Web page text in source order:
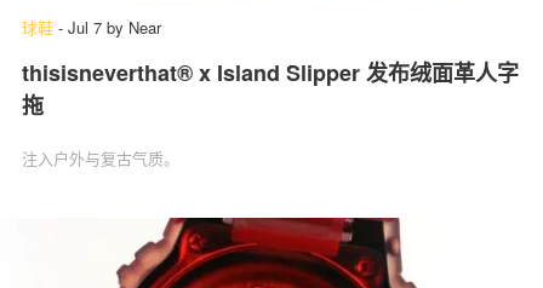
球鞋 - Jul 7 by Near
thisisneverthat® x Island Slipper 发布绒面革人字
拖
注入户外与复古气质。